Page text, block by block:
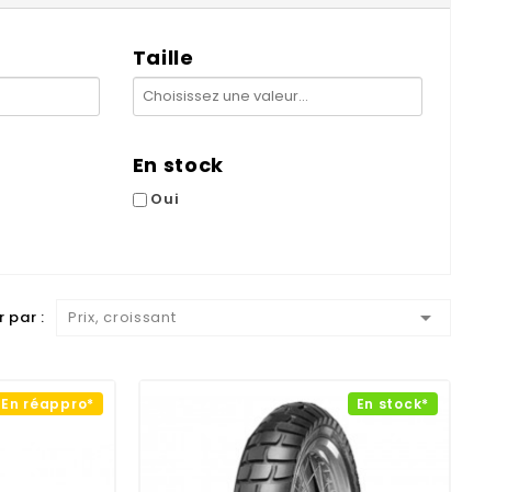
Taille
En stock
Oui
par : Prix, croissant 
En réappro* En stock*